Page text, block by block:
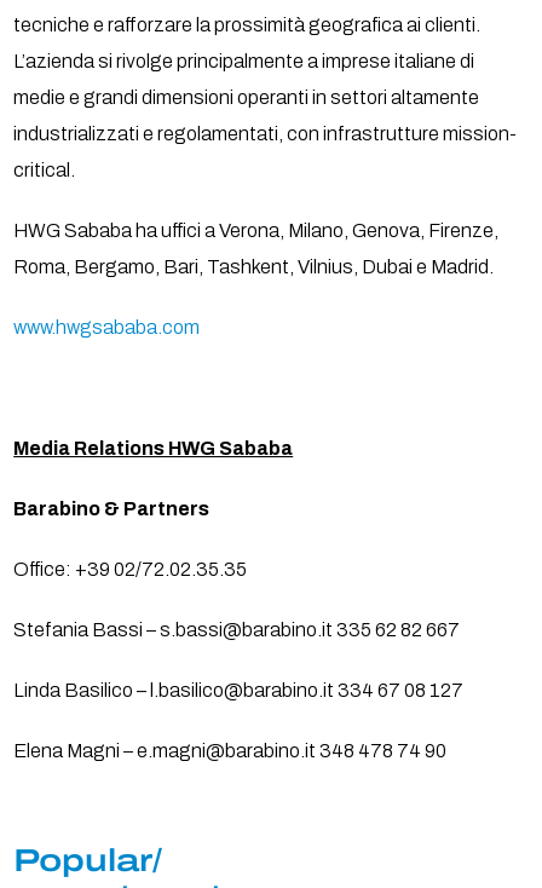
tecniche e rafforzare la prossimità geografica ai clienti.
L’azienda si rivolge principalmente a imprese italiane di
medie e grandi dimensioni operanti in settori altamente
industrializzati e regolamentati, con infrastrutture mission-
critical.
HWG Sababa ha uffici a Verona, Milano, Genova, Firenze,
Roma, Bergamo, Bari, Tashkent, Vilnius, Dubai e Madrid.
www.hwgsababa.com
Media Relations HWG Sababa
Barabino & Partners
Office: +39 02/72.02.35.35
Stefania Bassi – s.bassi@barabino.it 335 62 82 667
Linda Basilico – l.basilico@barabino.it 334 67 08 127
Elena Magni – e.magni@barabino.it 348 478 74 90
Popular/